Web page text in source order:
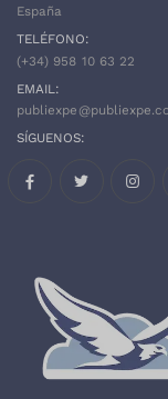
España
TELÉFONO:
(+34) 958 10 63 22
EMAIL:
SÍGUENOS: